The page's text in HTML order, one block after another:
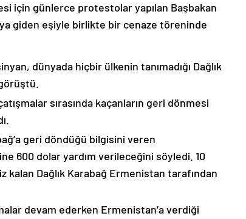
için günlerce protestolar yapılan Başbakan
giden eşiyle birlikte bir cenaze töreninde
dünyada hiçbir ülkenin tanımadığı Dağlık
sırasında kaçanların geri dönmesi
geri döndüğü bilgisini veren
600 dolar yardım verileceğini söyledi. 10
kalan Dağlık Karabağ Ermenistan tarafından
devam ederken Ermenistan’a verdiği